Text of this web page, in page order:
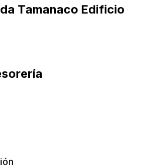
Tamanaco Edificio